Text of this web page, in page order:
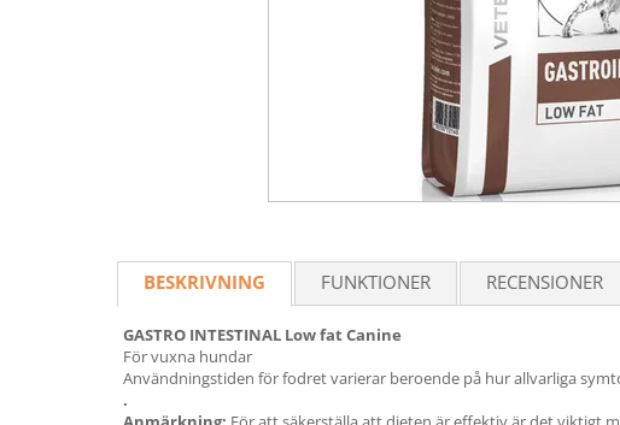
BESKRIVNING FUNKTIONER RECENSIONER
GASTRO INTESTINAL Low fat Canine
För vuxna hundar
Användningstiden för fodret varierar beroende på hur allvarliga
.